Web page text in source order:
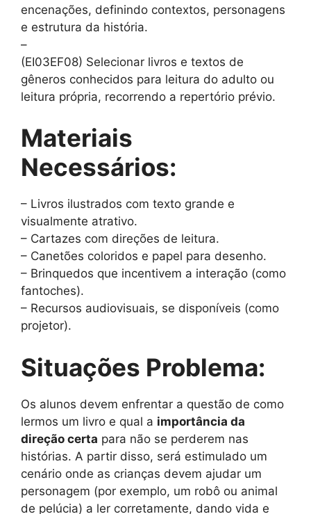
encenações, definindo contextos, personagens
e estrutura da história.
–
(EI03EF08) Selecionar livros e textos de
gêneros conhecidos para leitura do adulto ou
leitura própria, recorrendo a repertório prévio.
Materiais
Necessários:
– Livros ilustrados com texto grande e
visualmente atrativo.
– Cartazes com direções de leitura.
– Canetões coloridos e papel para desenho.
– Brinquedos que incentivem a interação (como
fantoches).
– Recursos audiovisuais, se disponíveis (como
projetor).
Situações Problema:
Os alunos devem enfrentar a questão de como
lermos um livro e qual a importância da
direção certa para não se perderem nas
histórias. A partir disso, será estimulado um
cenário onde as crianças devem ajudar um
personagem (por exemplo, um robô ou animal
de pelúcia) a ler corretamente, dando vida e